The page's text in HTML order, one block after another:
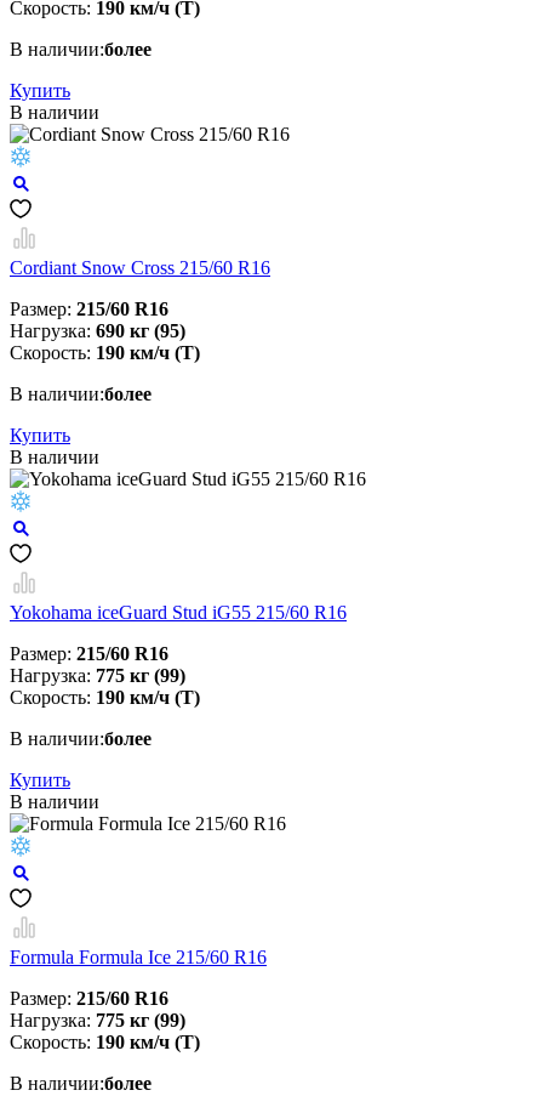
Скорость: 190 км/ч (T)
В наличии:более
Купить
В наличии
Cordiant Snow Cross 215/60 R16
Размер: 215/60 R16
Нагрузка: 690 кг (95)
Скорость: 190 км/ч (T)
В наличии:более
Купить
В наличии
Yokohama iceGuard Stud iG55 215/60 R16
Размер: 215/60 R16
Нагрузка: 775 кг (99)
Скорость: 190 км/ч (T)
В наличии:более
Купить
В наличии
Formula Formula Ice 215/60 R16
Размер: 215/60 R16
Нагрузка: 775 кг (99)
Скорость: 190 км/ч (T)
В наличии:более